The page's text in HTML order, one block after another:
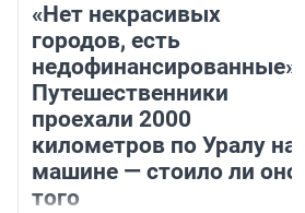
«Нет некрасивых
городов, есть
недофинансированные».
Путешественники
проехали 2000
километров по Уралу на
машине — стоило ли оно
того